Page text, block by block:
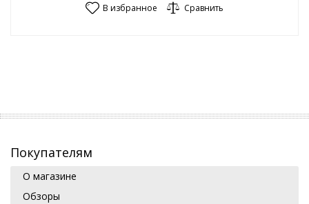
В избранное Сравнить
Покупателям
О магазине
Обзоры